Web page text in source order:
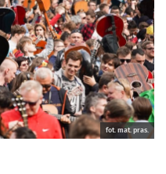
fot. mat. pras.